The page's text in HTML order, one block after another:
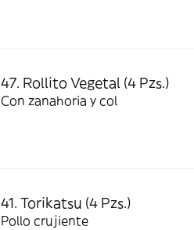
47. Rollito Vegetal (4 Pzs.)
Con zanahoria y col
41. Torikatsu (4 Pzs.)
Pollo crujiente